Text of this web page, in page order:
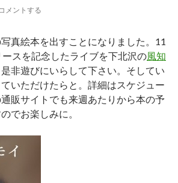
コメントする
真絵本を出すことになりました。11
スを記念したライブを下北沢の風知
非遊びにいらして下さい。そしてい
いただけたらと。詳細はスケジュー
販サイトでも来週あたりから本の予
でお楽しみに。